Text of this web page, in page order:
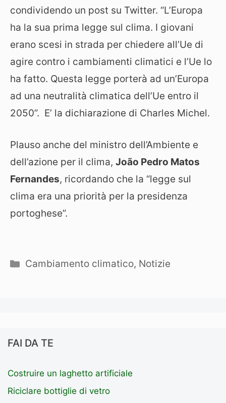
condividendo un post su Twitter. “L’Europa
ha la sua prima legge sul clima. I giovani
erano scesi in strada per chiedere all’Ue di
agire contro i cambiamenti climatici e l’Ue lo
ha fatto. Questa legge porterà ad un’Europa
ad una neutralità climatica dell’Ue entro il
2050”. E’ la dichiarazione di Charles Michel.
Plauso anche del ministro dell’Ambiente e
dell’azione per il clima, João Pedro Matos
Fernandes, ricordando che la “legge sul
clima era una priorità per la presidenza
portoghese”.
Categorie
Cambiamento climatico, Notizie
FAI DA TE
Costruire un laghetto artificiale
Riciclare bottiglie di vetro